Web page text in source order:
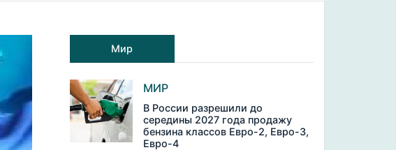
Мир
МИР
В России разрешили до
середины 2027 года продажу
бензина классов Евро-2, Евро-3,
Евро-4